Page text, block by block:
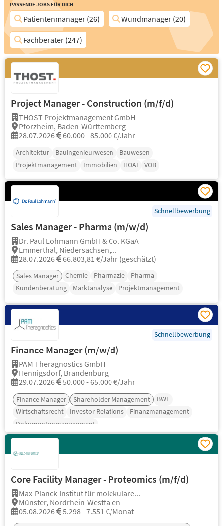
Passende Jobs für Dich
Patientenmanager (26)
Wundmanager (20)
Fachberater (247)
Project Manager - Construction (m/f/d)
THOST Projektmanagement GmbH
Pforzheim, Baden-Württemberg
28.07.2026
60.000 - 85.000 €/Jahr
Architektur Bauingenieurwesen
Bauwesen
Projektmanagement
Immobilien HOAI VOB
Schnellbewerbung
Sales Manager - Pharma (m/w/d)
Dr. Paul Lohmann GmbH & Co. KGaA
Emmerthal, Niedersachsen,...
28.07.2026
66.803,81 €/Jahr (geschätzt)
Sales Manager Chemie Pharmazie
Pharma
Kundenberatung
Marktanalyse Projektmanagement
Schnellbewerbung
Finance Manager (m/w/d)
PAM Theragnostics GmbH
Hennigsdorf, Brandenburg
29.07.2026
50.000 - 65.000 €/Jahr
Finance Manager Shareholder Management
BWL
Wirtschaftsrecht
Investor Relations
Finanzmanagement
Dokumentenmanagement
Core Facility Manager - Proteomics (m/f/d)
Max-Planck-Institut für molekulare...
Münster, Nordrhein-Westfalen
05.08.2026
5.298 - 7.551 €/Monat